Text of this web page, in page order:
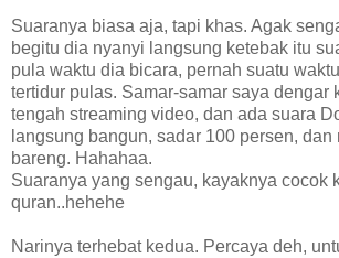
Suaranya biasa aja, tapi khas. Agak
begitu dia nyanyi langsung ketebak itu
pula waktu dia bicara, pernah suatu
tertidur pulas. Samar-samar saya dengar
tengah streaming video, dan ada suara
langsung bangun, sadar 100 persen, dan
bareng. Hahahaa.
Suaranya yang sengau, kayaknya cocok
quran..hehehe
Narinya terhebat kedua. Percaya deh,